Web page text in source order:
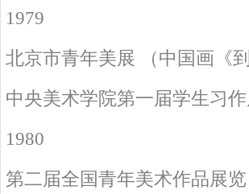
1979
北京市青年美展 （中国画《
中央美术学院第一届学生习
1980
第二届全国青年美术作品展